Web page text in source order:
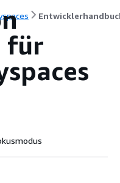
für